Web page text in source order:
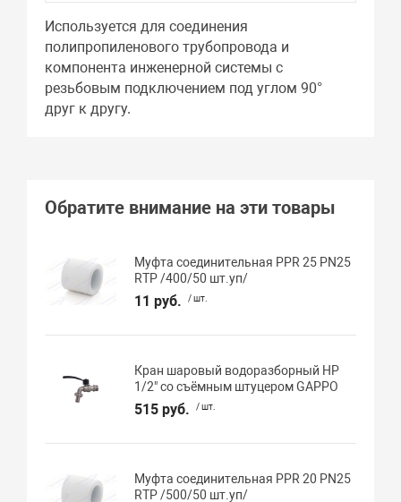
Используется для соединения
полипропиленового трубопровода и
компонента инженерной системы с
резьбовым подключением под углом 90°
друг к другу.
Обратите внимание на эти товары
Муфта соединительная PPR 25 PN25
RTP /400/50 шт.уп/
11 руб. / шт.
Кран шаровый водоразборный НР
1/2" со съёмным штуцером GAPPO
515 руб. / шт.
Муфта соединительная PPR 20 PN25
RTP /500/50 шт.уп/